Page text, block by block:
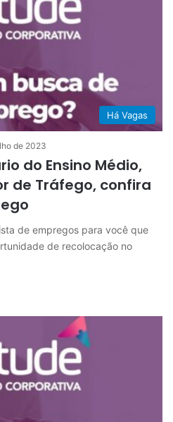
Há Vagas
de 2023
do Ensino Médio,
de Tráfego, confira
de empregos para você que
de recolocação no